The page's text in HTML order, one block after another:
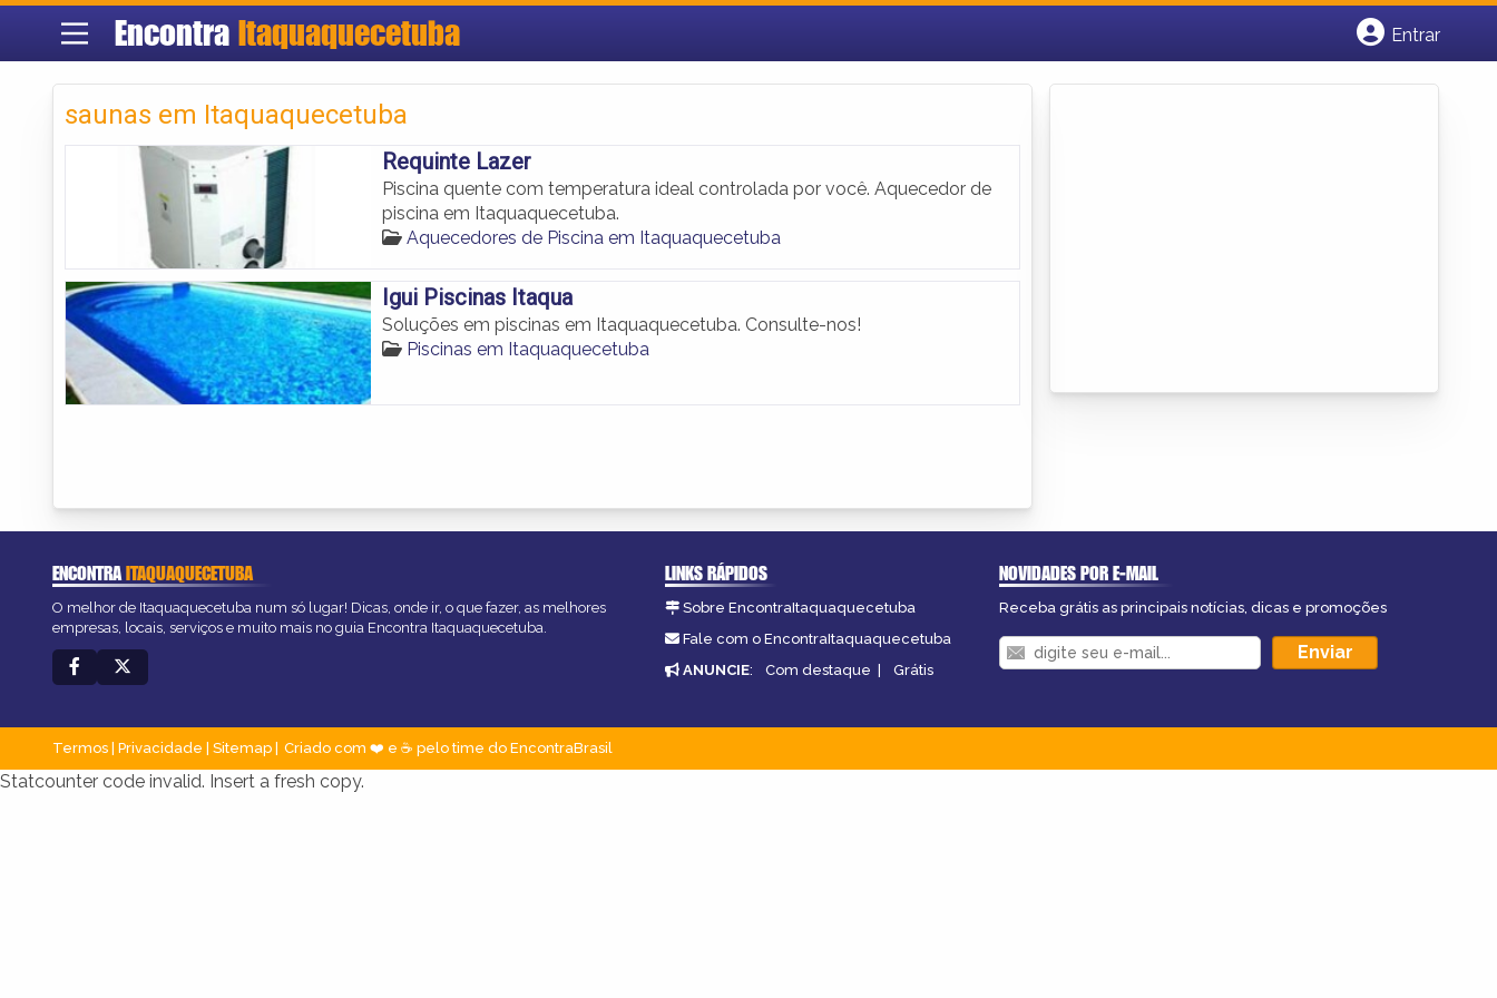
EncontraItaquaquecetuba
Entrar
saunas em Itaquaquecetuba
Requinte Lazer
Piscina quente com temperatura ideal controlada por você. Aquecedor de
piscina em Itaquaquecetuba.
Aquecedores de Piscina em Itaquaquecetuba
Igui Piscinas Itaqua
Soluções em piscinas em Itaquaquecetuba. Consulte-nos!
Piscinas em Itaquaquecetuba
ENCONTRAITAQUAQUECETUBA
O melhor de Itaquaquecetuba num só lugar! Dicas, onde ir, o que fazer, as melhores
empresas, locais, serviços e muito mais no guia Encontra Itaquaquecetuba.
LINKS RÁPIDOS
Sobre EncontraItaquaquecetuba
Fale com o EncontraItaquaquecetuba
ANUNCIE: Com destaque | Grátis
NOVIDADES POR E-MAIL
Receba grátis as principais notícias, dicas e promoções
Termos Privacidade Sitemap Criado com ❤️ e ☕ pelo time do EncontraBrasil
Statcounter code invalid. Insert a fresh copy.